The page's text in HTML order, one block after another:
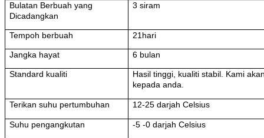
Bulatan Berbuah yang
Dicadangkan
3 siram
Tempoh berbuah 21hari
Jangka hayat 6 bulan
Standard kualiti
Hasil tinggi, kualiti stabil. Kami
kepada anda.
Terikan suhu pertumbuhan 12-25 darjah Celsius
Suhu pengangkutan -5 -0 darjah Celsius